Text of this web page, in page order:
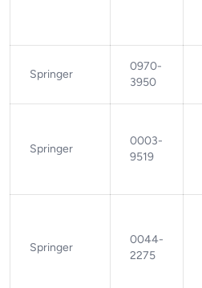
Springer
0970-
3950
Springer
0003-
9519
Springer
0044-
2275